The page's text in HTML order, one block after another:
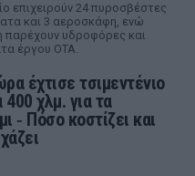
επιχειρούν 24 πυροσβέστες
και 3 αεροσκάφη, ενώ
παρέχουν υδροφόρες και
έργου ΟΤΑ.
έχτισε τσιμεντένιο
χλμ. για τα
‑ Πόσο κοστίζει και